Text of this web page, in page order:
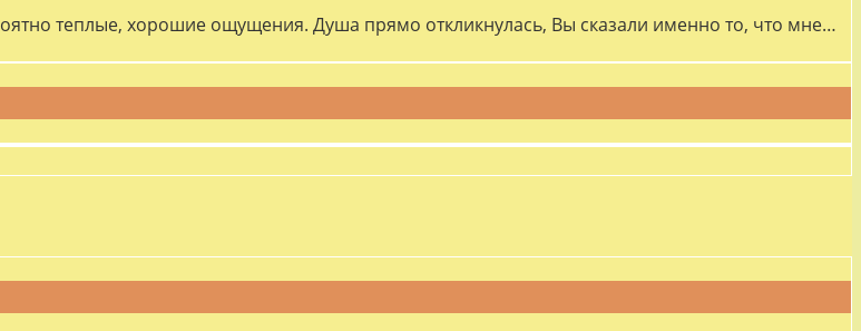
теплые, хорошие ощущения. Душа прямо откликнулась, Вы сказали именно то, что мне…